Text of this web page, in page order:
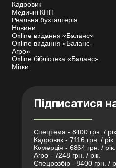
Кадровик
Медичні КНП
Реальна бухгалтерія
Новини
Online видання «Баланс»
Online видання «Баланс-
Агро»
Online бібліотека «Баланс»
Мітки
Підписатися
Спецтема - 8400 грн. / рік.
Кадровик - 7116 грн. / рік.
Комерція - 6864 грн. / рік.
Агро - 7248 грн. / рік.
Спецрозбір - 8400 грн. /